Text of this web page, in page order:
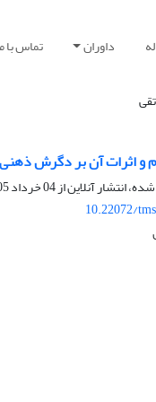
داوران تماس با
و اثرات آن بر دگرش
انتشار آنلاین از04 خرداد 1405
10.22072/